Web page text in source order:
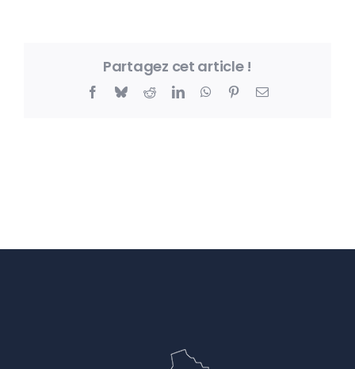
Partagez cet article !
Facebook
BlueskyRedditLinkedInWhatsApp
PinterestEmail